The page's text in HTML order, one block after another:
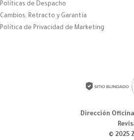
Políticas de Despacho
Cambios, Retracto y Garantía
Política de Privacidad de Marketing
Dirección Oficina:
© 2025